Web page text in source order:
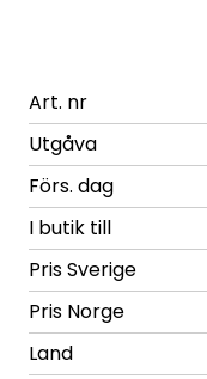
Art. nr
Utgåva
Förs. dag
I butik till
Pris Sverige
Pris Norge
Land